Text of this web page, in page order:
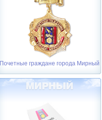
Почетные граждане города Мирный